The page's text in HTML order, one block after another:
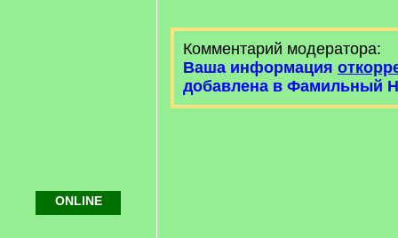
Комментарий модератора:
Ваша информация
добавлена в Фамильный
ONLINE